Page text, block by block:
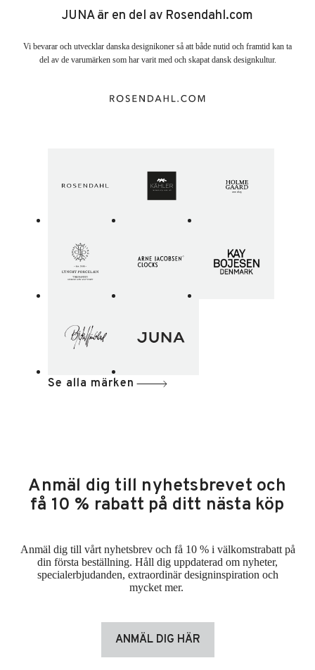
JUNA är en del av Rosendahl.com
Vi bevarar och utvecklar danska designikoner så att både nutid och framtid kan ta
del av de varumärken som har varit med och skapat dansk designkultur.
Se alla märken
Anmäl dig till nyhetsbrevet och
få 10 % rabatt på ditt nästa köp
Anmäl dig till vårt nyhetsbrev och få 10 % i välkomstrabatt på
din första beställning. Håll dig uppdaterad om nyheter,
specialerbjudanden, extraordinär designinspiration och
mycket mer.
ANMÄL DIG HÄR